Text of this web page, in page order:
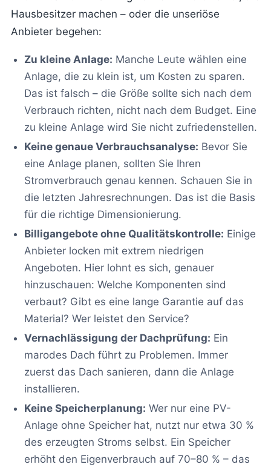
Hausbesitzer machen – oder die unseriöse
Anbieter begehen:
Zu kleine Anlage: Manche Leute wählen eine
Anlage, die zu klein ist, um Kosten zu sparen.
Das ist falsch – die Größe sollte sich nach dem
Verbrauch richten, nicht nach dem Budget. Eine
zu kleine Anlage wird Sie nicht zufriedenstellen.
Keine genaue Verbrauchsanalyse: Bevor Sie
eine Anlage planen, sollten Sie Ihren
Stromverbrauch genau kennen. Schauen Sie in
die letzten Jahresrechnungen. Das ist die Basis
für die richtige Dimensionierung.
Billigangebote ohne Qualitätskontrolle: Einige
Anbieter locken mit extrem niedrigen
Angeboten. Hier lohnt es sich, genauer
hinzuschauen: Welche Komponenten sind
verbaut? Gibt es eine lange Garantie auf das
Material? Wer leistet den Service?
Vernachlässigung der Dachprüfung: Ein
marodes Dach führt zu Problemen. Immer
zuerst das Dach sanieren, dann die Anlage
installieren.
Keine Speicherplanung: Wer nur eine PV-
Anlage ohne Speicher hat, nutzt nur etwa 30 %
des erzeugten Stroms selbst. Ein Speicher
erhöht den Eigenverbrauch auf 70–80 % – das